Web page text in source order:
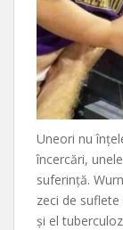
Uneori nu
încercări,
suferință.
zeci de
și el